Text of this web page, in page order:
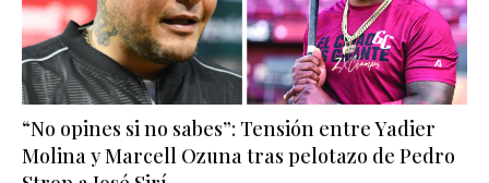
“No opines si no sabes”: Tensión entre Yadier
Molina y Marcell Ozuna tras pelotazo de Pedro